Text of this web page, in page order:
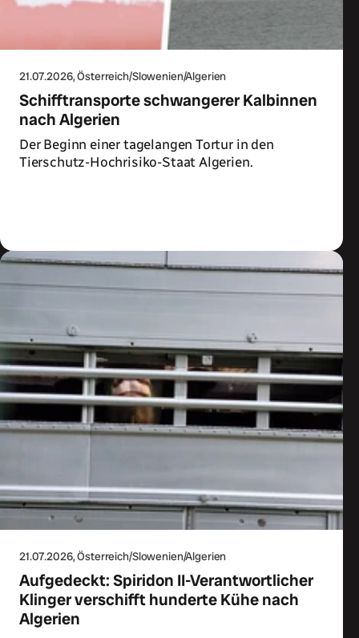
21.07.2026, Österreich/Slowenien/Algerien
Schifftransporte schwangerer Kalbinnen
nach Algerien
Der Beginn einer tagelangen Tortur in den
Tierschutz-Hochrisiko-Staat Algerien.
21.07.2026, Österreich/Slowenien/Algerien
Aufgedeckt: Spiridon II-Verantwortlicher
Klinger verschifft hunderte Kühe nach
Algerien